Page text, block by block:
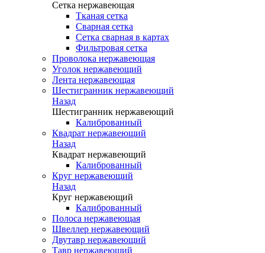
Сетка нержавеющая
Тканая сетка
Сварная сетка
Сетка сварная в картах
Фильтровая сетка
Проволока нержавеющая
Уголок нержавеющий
Лента нержавеющая
Шестигранник нержавеющий
Назад
Шестигранник нержавеющий
Калиброванный
Квадрат нержавеющий
Назад
Квадрат нержавеющий
Калиброванный
Круг нержавеющий
Назад
Круг нержавеющий
Калиброванный
Полоса нержавеющая
Швеллер нержавеющий
Двутавр нержавеющий
Тавр нержавеющий